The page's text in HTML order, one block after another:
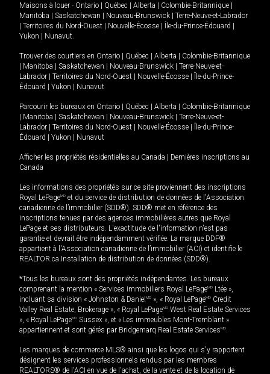
Maisons à louer - Ontario | Québec | Alberta | Colombie-Britannique |
Manitoba | Saskatchewan | Nouveau-Brunswick | Terre-Neuve-et-Labrador
| Territoires du Nord-Ouest | Nouvelle-Écosse | Île-du-Prince-Édouard |
Yukon | Nunavut.
Trouver des courtiers en Ontario | Québec | Alberta | Colombie-Britannique
| Manitoba | Saskatchewan | Nouveau-Brunswick | Terre-Neuve-et-
Labrador | Territoires du Nord-Ouest | Nouvelle-Écosse | Île-du-Prince-
Édouard | Yukon | Nunavut
Parcourir les bureaux en Ontario | Québec | Alberta | Colombie-Britannique
| Manitoba | Saskatchewan | Nouveau-Brunswick | Terre-Neuve-et-
Labrador | Territoires du Nord-Ouest | Nouvelle-Écosse | Île-du-Prince-
Édouard | Yukon | Nunavut
Afficher les propriétés résidentielles au Canada | Dernières inscriptions au
Canada
Les informations des propriétés sur ce site proviennent des inscriptions
Royal LePageMD et du service de distribution de données de l'Association
canadienne de l’immobilier (SDD®). SDD® met en référence des
inscriptions tenues par des agences immobilières autres que Royal
LePage et ses distributeurs. L'exactitude de l'information n'est pas
garantie et devrait être indépendamment vérifiée. La marque DDF®
appartient à l'Association canadienne de l’immobilier (ACI) et identifie le
REALTOR.ca Installation de distribution de données (SDD®).
*Tous les bureaux sont des propriétés indépendantes. Les bureaux
comprenant la mention « Services immobiliers Royal LePageMD Ltée »,
incluant sa division « Johnston & Daniel MD », « Royal LePageMD Credit
Valley Real Estate, Brokerage », « Royal LePageMD West Real Estate Services
», « Royal LePageMD Sussex », et « Les immeubles Mont-Tremblant »
appartiennent et sont gérés par Bridgemarq Real Estate ServicesMD.
Les marques de commerce MLS® ainsi que les logos qui s'y rapportent
désignent les services professionnels rendus par les membres
REALTORS® de l'ACI en vue de l'achat, de la vente et de la location de